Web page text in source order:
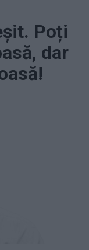
Poți
dar